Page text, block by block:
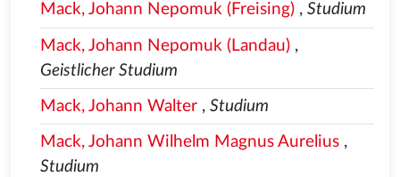
Mack, Johann Nepomuk (Freising), Studium
Mack, Johann Nepomuk (Landau),
Geistlicher Studium
Mack, Johann Walter, Studium
Mack, Johann Wilhelm Magnus Aurelius,
Studium